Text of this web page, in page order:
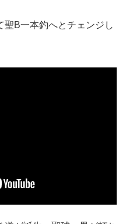
聖B一本釣へとチェンジし